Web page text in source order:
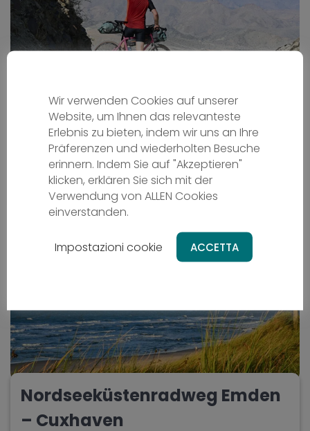
Radreisen
OM - Oman
Ab2669 €
10 Tage Schwierigkeit - media
Nordseeküstenradweg Emden
– Cuxhaven
Wir verwenden Cookies auf unserer
Website, um Ihnen das relevanteste
Erlebnis zu bieten, indem wir uns an Ihre
Präferenzen und wiederholten Besuche
erinnern. Indem Sie auf "Akzeptieren"
klicken, erklären Sie sich mit der
Verwendung von ALLEN Cookies
einverstanden.
Impostazioni cookie ACCETTA